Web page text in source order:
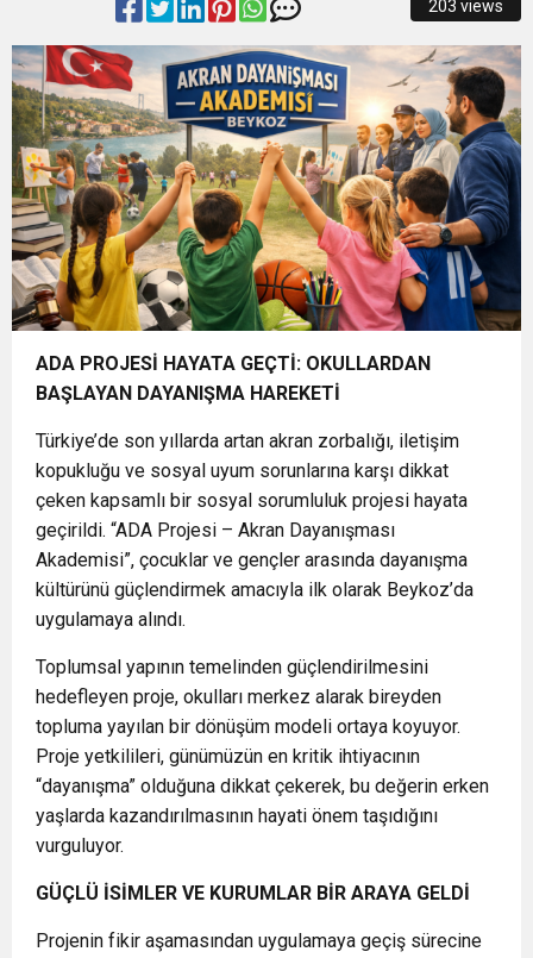
NİLÜFER’DE SU KESİNTİSİ
12:53 Bornova’nın en işlek noktası artık ışıl ışıl
12:50 Körfez’e açılan Poligon Deresi’nde dip temizliği
12:36 Zam bekliyorduk indirim oldu
17:27 YENİŞEHİR’DE SU KESİNTİSİ
203 views
ADA PROJESİ HAYATA GEÇTİ: OKULLARDAN
BAŞLAYAN DAYANIŞMA HAREKETİ
Türkiye’de son yıllarda artan akran zorbalığı, iletişim
kopukluğu ve sosyal uyum sorunlarına karşı dikkat
çeken kapsamlı bir sosyal sorumluluk projesi hayata
geçirildi. “ADA Projesi – Akran Dayanışması
Akademisi”, çocuklar ve gençler arasında dayanışma
kültürünü güçlendirmek amacıyla ilk olarak Beykoz’da
uygulamaya alındı.
Toplumsal yapının temelinden güçlendirilmesini
hedefleyen proje, okulları merkez alarak bireyden
topluma yayılan bir dönüşüm modeli ortaya koyuyor.
Proje yetkilileri, günümüzün en kritik ihtiyacının
“dayanışma” olduğuna dikkat çekerek, bu değerin erken
yaşlarda kazandırılmasının hayati önem taşıdığını
vurguluyor.
GÜÇLÜ İSİMLER VE KURUMLAR BİR ARAYA GELDİ
Projenin fikir aşamasından uygulamaya geçiş sürecine